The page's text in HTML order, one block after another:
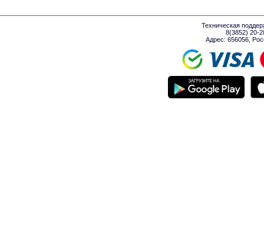
Техническая
8(3852) 20-
Адрес: 656056,